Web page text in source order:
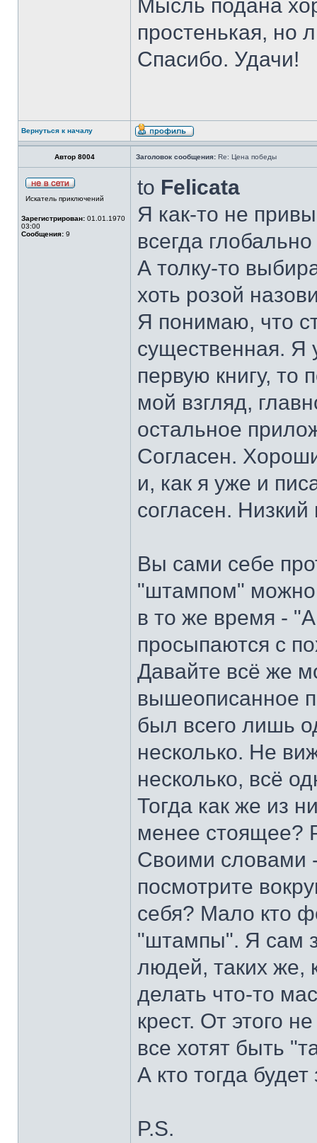
Мысль подана
простенькая, но
Спасибо. Удачи!
Вернуться к началу
Автор 8004 Заголовок сообщения: Re: Цена победы
Искатель приключений
Зарегистрирован: 01.01.1970
03:00
Сообщения: 9
to Felicata
Я как-то не
всегда
А толку-то
хоть розой
Я понимаю, что
существенная. Я
первую книгу, то
мой взгляд,
остальное
Согласен.
и, как я уже и
согласен.
Вы сами себе
"штампом" можно
в то же время -
просыпаются с
Давайте всё же
вышеописанное
был всего лишь
несколько. Не
несколько, всё
Тогда как же из
менее стоящее?
Своими словами
посмотрите
себя? Мало кто
"штампы". Я сам
людей, таких же,
делать что-то
крест. От этого
все хотят быть
А кто тогда
P.S.